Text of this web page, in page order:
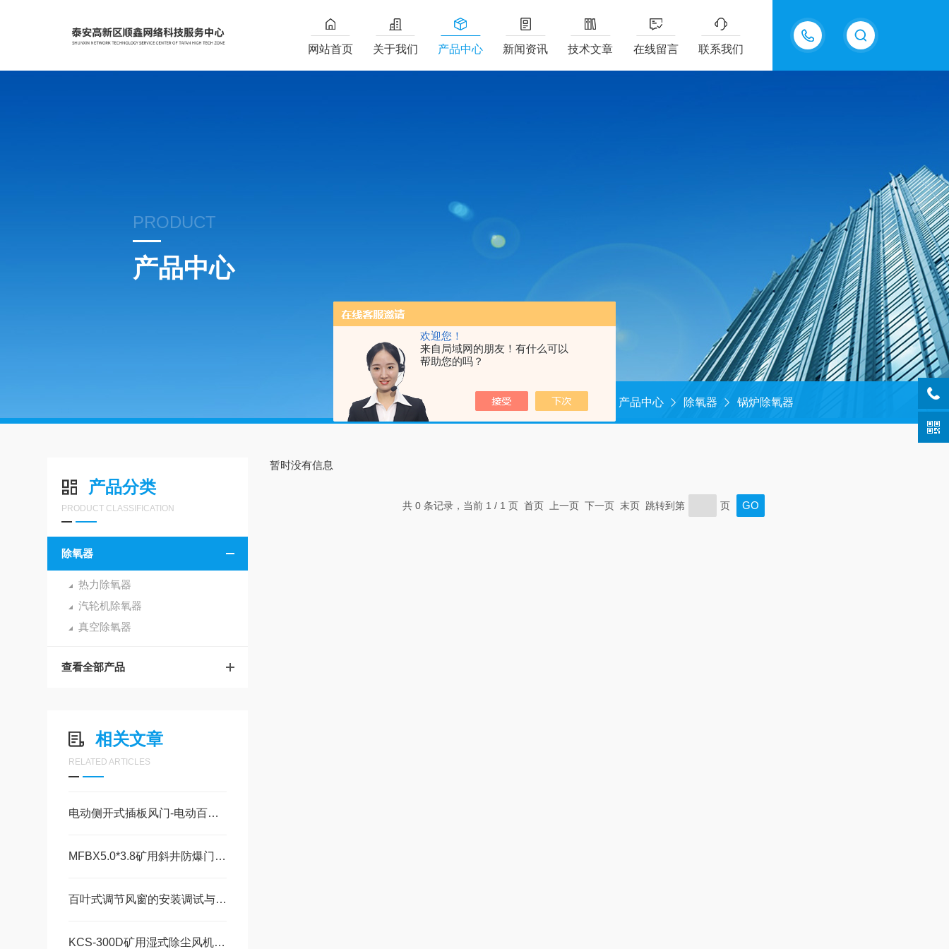
欢迎您！
来自局域网的朋友！有什么可以
帮助您的吗？
18605483306
网站首页 关于我们 产品中心 新闻资讯 技术文章 在线留言 联系我们
PRODUCT
产品中心
当前位置： 产品中心 除氧器 锅炉除氧器
产品分类
PRODUCT CLASSIFICATION
除氧器
热力除氧器
汽轮机除氧器
真空除氧器
查看全部产品
相关文章
RELATED ARTICLES
电动侧开式插板风门-电动百叶窗测试风门技术差别与联系
MFBX5.0*3.8矿用斜井防爆门工艺设计及安装事项
百叶式调节风窗的安装调试与使用维护
KCS-300D矿用湿式除尘风机的核心参数
暂时没有信息
共 0 条记录，当前 1 / 1 页 首页 上一页 下一页 末页 跳转到第 页